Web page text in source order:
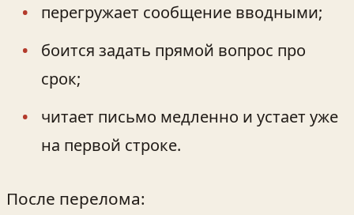
перегружает сообщение вводными;
боится задать прямой вопрос про
срок;
читает письмо медленно и устает уже
на первой строке.
После перелома: